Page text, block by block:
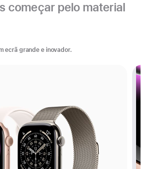
começar pelo material
ecrã grande e inovador.